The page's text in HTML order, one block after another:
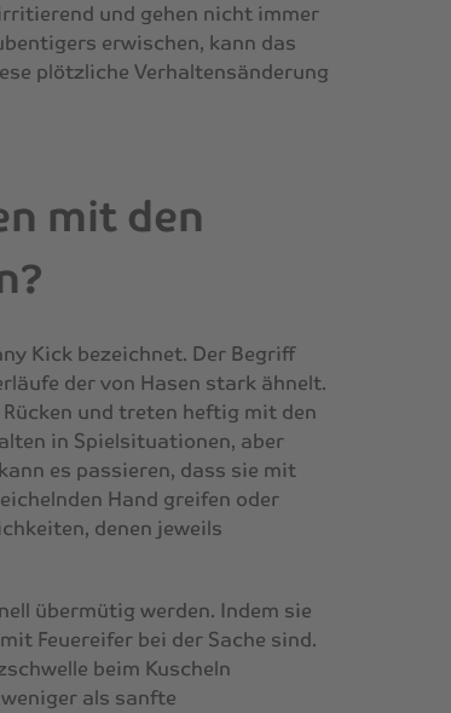
und gehen nicht immer
erwischen, kann das
plötzliche Verhaltensänderung
mit den
Kick bezeichnet. Der Begriff
der von Hasen stark ähnelt.
und treten heftig mit den
in Spielsituationen, aber
es passieren, dass sie mit
Hand greifen oder
denen jeweils
übermütig werden. Indem sie
Feuereifer bei der Sache sind.
beim Kuscheln
als sanfte